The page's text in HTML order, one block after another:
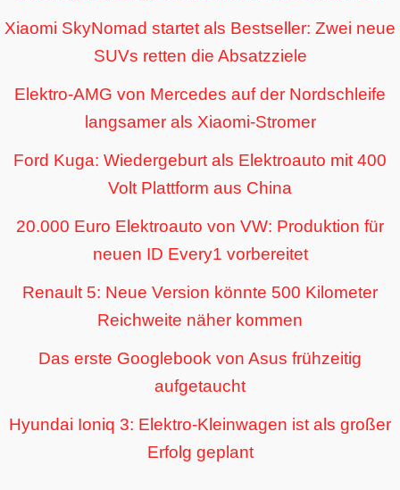
Xiaomi SkyNomad startet als Bestseller: Zwei neue
SUVs retten die Absatzziele
Elektro-AMG von Mercedes auf der Nordschleife
langsamer als Xiaomi-Stromer
Ford Kuga: Wiedergeburt als Elektroauto mit 400
Volt Plattform aus China
20.000 Euro Elektroauto von VW: Produktion für
neuen ID Every1 vorbereitet
Renault 5: Neue Version könnte 500 Kilometer
Reichweite näher kommen
Das erste Googlebook von Asus frühzeitig
aufgetaucht
Hyundai Ioniq 3: Elektro-Kleinwagen ist als großer
Erfolg geplant